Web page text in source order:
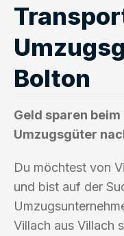
Bolton
Geld sparen
Umzugsgüter
Du möchtest von
und bist auf der
Villach aus Villach